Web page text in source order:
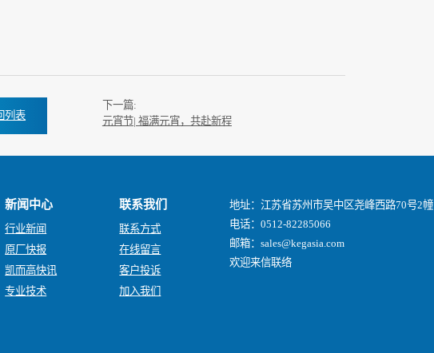
列表
下一篇:
元宵节| 福满元宵，共赴新程
新闻中心
行业新闻
原厂快报
凯而高快讯
专业技术
联系我们
联系方式
在线留言
客户投诉
加入我们
地址：江苏省苏州市吴中区尧峰西路70号2幢
电话：0512-82285066
邮箱：sales@kegasia.com
欢迎来信联络